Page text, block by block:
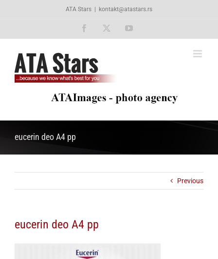
ATA Stars kontakt@atastars.rs
Facebook YouTube
eucerin deo A4 pp
Previous
eucerin deo A4 pp